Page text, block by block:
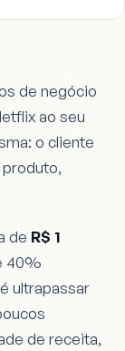
de negócio
ao seu
o cliente
de R$ 1
40%
ultrapassar
de receita,